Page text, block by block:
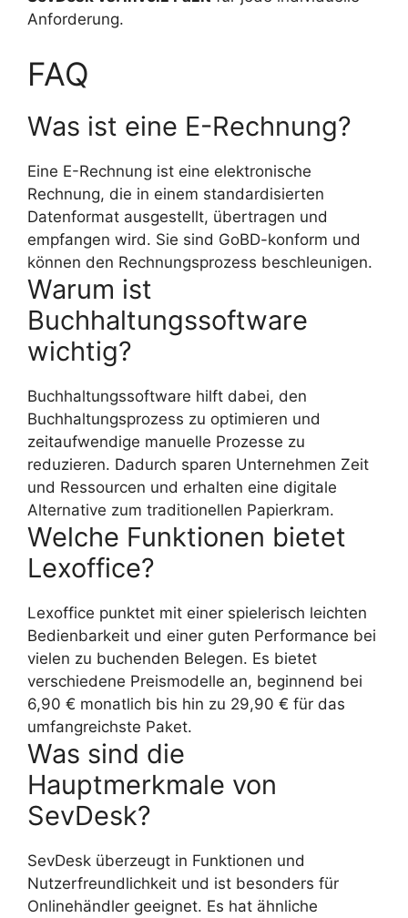
Anforderung.
FAQ
Was ist eine E-Rechnung?
Eine E-Rechnung ist eine elektronische
Rechnung, die in einem standardisierten
Datenformat ausgestellt, übertragen und
empfangen wird. Sie sind GoBD-konform und
können den Rechnungsprozess beschleunigen.
Warum ist
Buchhaltungssoftware
wichtig?
Buchhaltungssoftware hilft dabei, den
Buchhaltungsprozess zu optimieren und
zeitaufwendige manuelle Prozesse zu
reduzieren. Dadurch sparen Unternehmen Zeit
und Ressourcen und erhalten eine digitale
Alternative zum traditionellen Papierkram.
Welche Funktionen bietet
Lexoffice?
Lexoffice punktet mit einer spielerisch leichten
Bedienbarkeit und einer guten Performance bei
vielen zu buchenden Belegen. Es bietet
verschiedene Preismodelle an, beginnend bei
6,90 € monatlich bis hin zu 29,90 € für das
umfangreichste Paket.
Was sind die
Hauptmerkmale von
SevDesk?
SevDesk überzeugt in Funktionen und
Nutzerfreundlichkeit und ist besonders für
Onlinehändler geeignet. Es hat ähnliche